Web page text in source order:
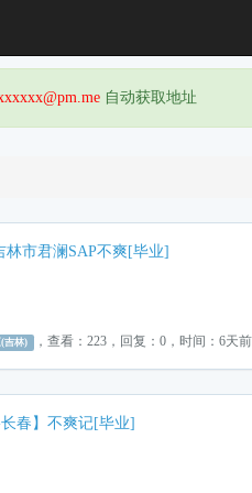
自动获取地址
林市君澜SAP不爽[毕业]
吉林) ，查看：223，回复：0，时间：6天前
长春】不爽记[毕业]